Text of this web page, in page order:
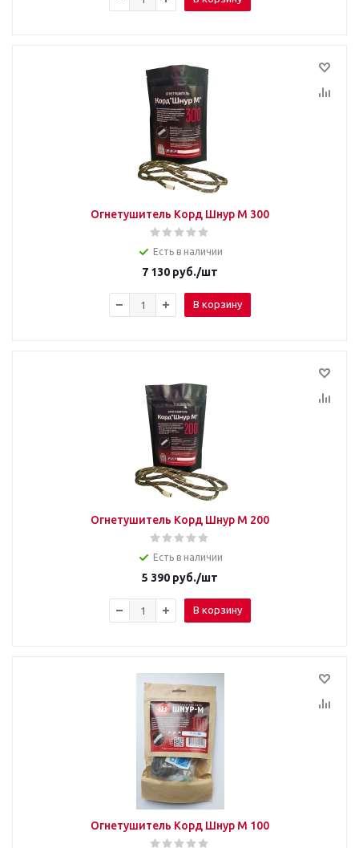
Огнетушитель Корд Шнур М 300
Есть в наличии
7 130 руб./шт
В корзину
Огнетушитель Корд Шнур М 200
Есть в наличии
5 390 руб./шт
В корзину
Огнетушитель Корд Шнур М 100